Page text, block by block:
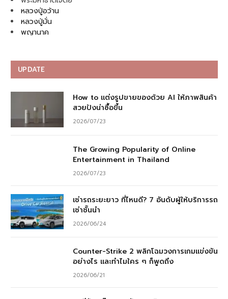
หลวงปู่อว้าน
หลวงปู่มั่น
พญานาค
UPDATE
How to แต่งรูปขายของด้วย AI ให้ภาพสินค้า
สวยปังน่าซื้อขึ้น
2026/07/23
The Growing Popularity of Online
Entertainment in Thailand
2026/07/23
เช่ารถระยะยาว ที่ไหนดี? 7 อันดับผู้ให้บริการรถ
เช่าชั้นนำ
2026/06/24
Counter-Strike 2 พลิกโฉมวงการเกมแข่งขัน
อย่างไร และทำไมใคร ๆ ก็พูดถึง
2026/06/21